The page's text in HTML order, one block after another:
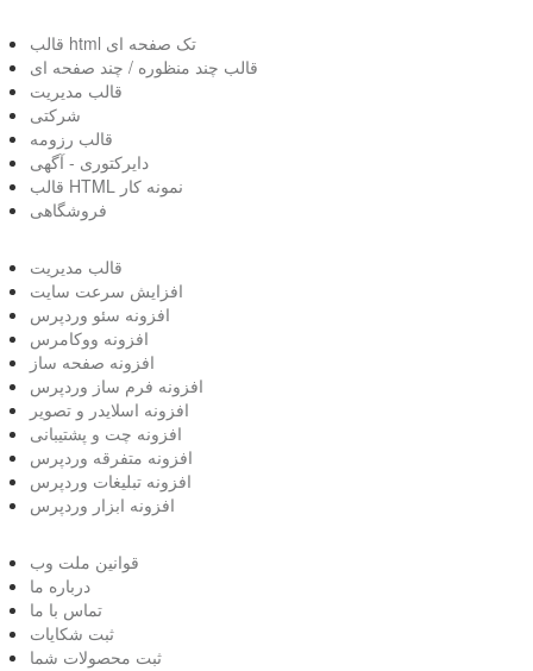
قالب html تک صفحه ای
قالب چند منظوره / چند صفحه ای
قالب مدیریت
شرکتی
قالب رزومه
دایرکتوری - آگهی
قالب HTML نمونه کار
فروشگاهی
قالب مدیریت
افزایش سرعت سایت
افزونه سئو وردپرس
افزونه ووکامرس
افزونه صفحه ساز
افزونه فرم ساز وردپرس
افزونه اسلایدر و تصویر
افزونه چت و پشتیبانی
افزونه متفرقه وردپرس
افزونه تبلیغات وردپرس
افزونه ابزار وردپرس
قوانین ملت وب
درباره ما
تماس با ما
ثبت شکایات
ثبت محصولات شما